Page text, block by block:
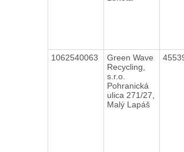
1062540063
Green Wave
Recycling,
s.r.o.
Pohranická
ulica 271/27,
Malý Lapáš